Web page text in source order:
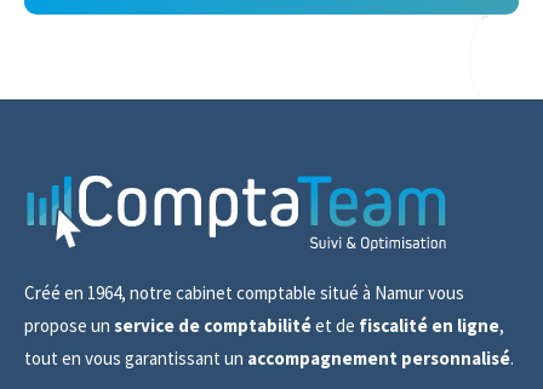
Créé en 1964, notre cabinet comptable situé à Namur vous
propose un service de comptabilitéet de fiscalité en ligne,
tout en vous garantissant un accompagnement personnalisé.